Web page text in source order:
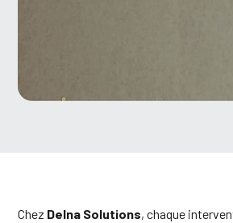
Chez Delna Solutions, chaque